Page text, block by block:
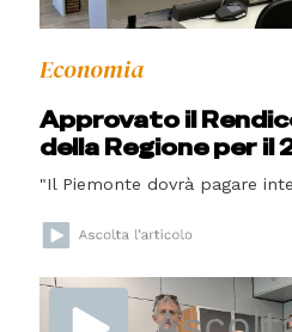
Economia
Approvato il
della Regione per il
"Il Piemonte dovrà pagare
Letture